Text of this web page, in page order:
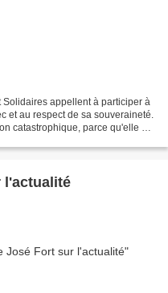
Solidaires appellent à participer à
et au respect de sa souveraineté.
catastrophique, parce qu'elle a
l'actualité